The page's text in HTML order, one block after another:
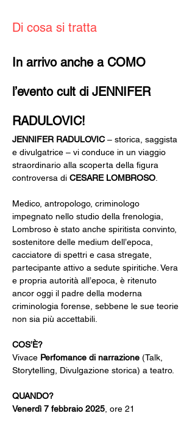
Di cosa si tratta
In arrivo anche a COMO
l’evento cult di JENNIFER
RADULOVIC!
JENNIFER RADULOVIC – storica, saggista
e divulgatrice – vi conduce in un viaggio
straordinario alla scoperta della figura
controversa di CESARE LOMBROSO
Medico, antropologo, criminologo
impegnato nello studio della frenologia,
Lombroso è stato anche spiritista convinto,
sostenitore delle medium dell’epoca,
cacciatore di spettri e casa stregate,
partecipante attivo a sedute spiritiche. Vera
e propria autorità all’epoca, è ritenuto
ancor oggi il padre della moderna
criminologia forense, sebbene le sue teorie
non sia più accettabili.
COS’È?
Vivace Perfomance di narrazione (Talk,
Storytelling, Divulgazione storica) a teatro.
QUANDO?
Venerdì 7 febbraio 2025 , ore 21